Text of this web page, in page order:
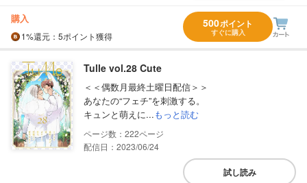
購入
1%還元 ：5ポイント獲得
500ポイント
すぐに購入
Tulle vol.28 Cute
＜＜偶数月最終土曜日配信＞＞
あなたの“フェチ”を刺激する。
キュンと萌えに...もっと読む
222
配信日：2023/06/24
試し読み